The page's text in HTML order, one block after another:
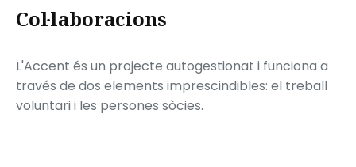
Col·laboracions
L'Accent és un projecte autogestionat i funciona a
través de dos elements imprescindibles: el treball
voluntari i les persones sòcies.